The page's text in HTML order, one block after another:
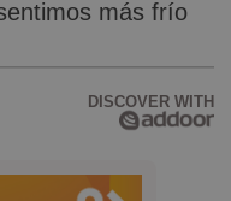
más frío
DISCOVER WITH